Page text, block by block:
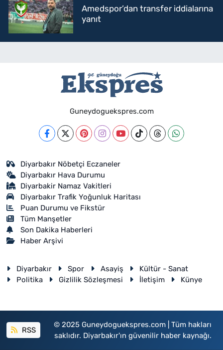
Amedspor’dan transfer iddialarına
yanıt
Guneydoguekspres.com
Diyarbakır Nöbetçi Eczaneler
Diyarbakır Hava Durumu
Diyarbakir Namaz Vakitleri
Diyarbakır Trafik Yoğunluk Haritası
Puan Durumu ve Fikstür
Tüm Manşetler
Son Dakika Haberleri
Haber Arşivi
Diyarbakır Spor Asayiş
Kültür - Sanat
Politika
Gizlilik Sözleşmesi İletişim Künye
RSS
© 2025 Guneydoguekspres.com | Tüm hakları
saklıdır. Diyarbakır'ın güvenilir haber kaynağı.